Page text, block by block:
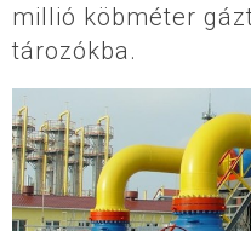
millió köbméter
tározókba.